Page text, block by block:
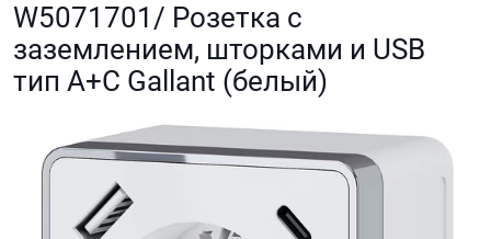
W5071701/ Розетка с
заземлением, шторками и USB
тип A+C Gallant (белый)